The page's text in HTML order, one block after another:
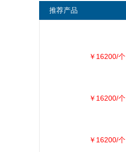
推荐产品
￥16200/个
￥16200/个
￥16200/个